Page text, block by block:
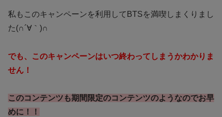
私もこのキャンペーンを利用してBTSを満喫しまくりまし
た(∩´∀｀)∩
でも、このキャンペーンはいつ終わってしまうかわかりま
せん！
このコンテンツも期間限定のコンテンツのようなのでお早
めに！！